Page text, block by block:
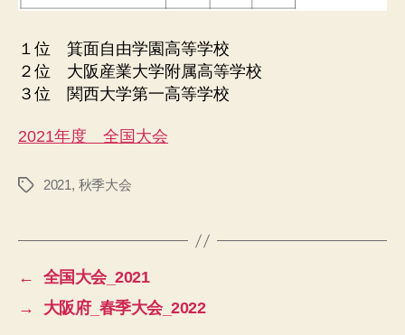
１位 箕面自由学園高等学校
２位 大阪産業大学附属高等学校
３位 関西大学第一高等学校
2021年度 全国大会
タ
2021, 秋季大会
←
全国大会_2021
→
大阪府_春季大会_2022